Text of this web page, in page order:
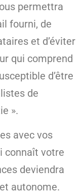
permettra
fourni, de
et d’éviter
qui comprend
d’être
de
».
avec vos
connaît votre
deviendra
autonome.